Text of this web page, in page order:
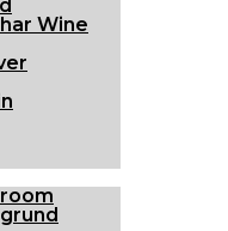
Wine